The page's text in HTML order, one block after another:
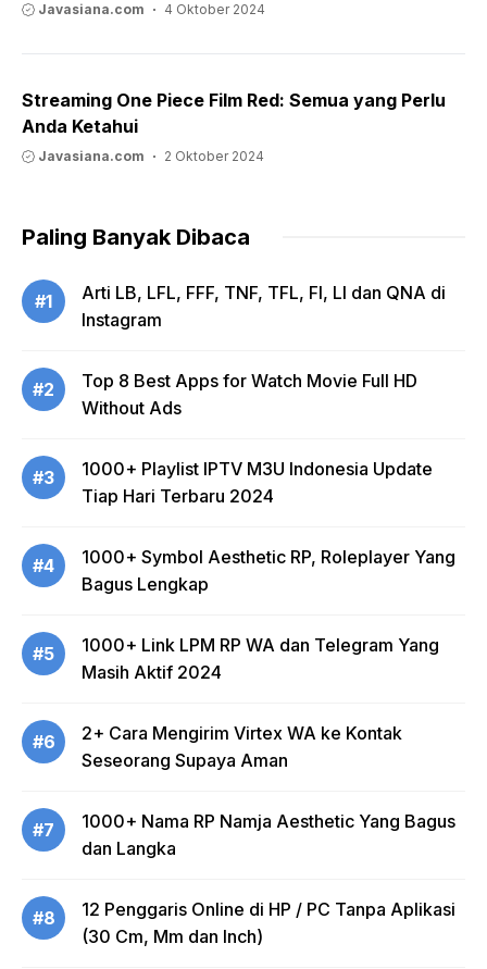
Javasiana.com 4 Oktober 2024
Streaming One Piece Film Red: Semua yang Perlu
Anda Ketahui
Javasiana.com 2 Oktober 2024
Paling Banyak Dibaca
#1
Arti LB, LFL, FFF, TNF, TFL, FI, LI dan QNA di
Instagram
#2
Top 8 Best Apps for Watch Movie Full HD
Without Ads
#3
1000+ Playlist IPTV M3U Indonesia Update
Tiap Hari Terbaru 2024
#4
1000+ Symbol Aesthetic RP, Roleplayer Yang
Bagus Lengkap
#5
1000+ Link LPM RP WA dan Telegram Yang
Masih Aktif 2024
#6
2+ Cara Mengirim Virtex WA ke Kontak
Seseorang Supaya Aman
#7
1000+ Nama RP Namja Aesthetic Yang Bagus
dan Langka
#8
12 Penggaris Online di HP / PC Tanpa Aplikasi
(30 Cm, Mm dan Inch)